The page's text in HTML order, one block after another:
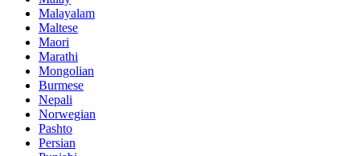
Malayalam
Maltese
Maori
Marathi
Mongolian
Burmese
Nepali
Norwegian
Pashto
Persian